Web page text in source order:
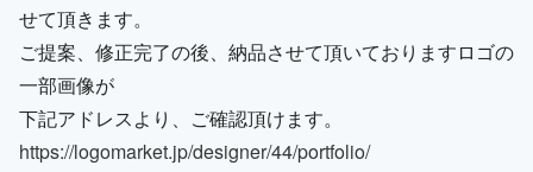
せて頂きます。
ご提案、修正完了の後、納品させて頂いておりますロゴの
一部画像が
下記アドレスより、ご確認頂けます。
https://logomarket.jp/designer/44/portfolio/